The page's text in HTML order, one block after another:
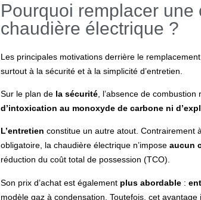
Pourquoi remplacer
chaudière électrique ?
Les principales motivations derrière le
surtout à la sécurité et à la simplicité d’entretien.
Sur le plan de la sécurité, l’absence de
d’intoxication au monoxyde de carbone ni
L’entretien constitue un autre atout. Contrairement
obligatoire, la chaudière électrique n’impose aucun
réduction du coût total de possession (TCO).
Son prix d’achat est également plus abordable:
modèle gaz à condensation. Toutefois, cet avantage